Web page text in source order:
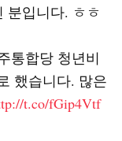
분입니다. ㅎㅎ
통합당 청년비
했습니다. 많은
t.co/fGip4Vtf